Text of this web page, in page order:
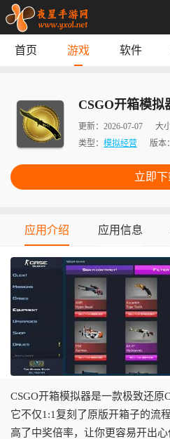
专题 榜单
首页 游戏 软件
CSGO开箱模拟
更新： 2026-07-07 大
类型： 模拟经营 版本：
立即
应用介绍 应用信息
CSGO开箱模拟器是一款极致还原
它不仅1:1复刻了原版开箱子的流
高了中奖倍率，让你更容易开出